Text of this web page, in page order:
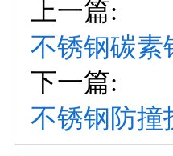
上一篇:
不锈钢碳素
下一篇:
不锈钢防撞